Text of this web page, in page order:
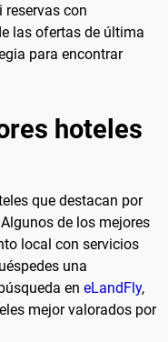
reservas con
las ofertas de última
para encontrar
hoteles
que destacan por
de los mejores
local con servicios
una
en eLandFly,
mejor valorados por